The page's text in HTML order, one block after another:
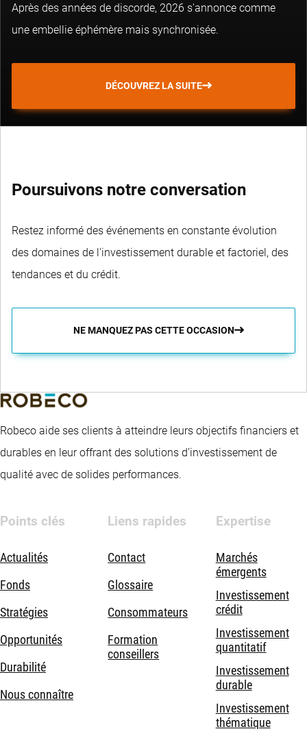
Après des années de discorde, 2026 s'annonce comme
une embellie éphémère mais synchronisée.
DÉCOUVREZ LA SUITE
Poursuivons notre conversation
Restez informé des événements en constante évolution
des domaines de l'investissement durable et factoriel, des
tendances et du crédit.
NE MANQUEZ PAS CETTE OCCASION
Robeco aide ses clients à atteindre leurs objectifs financiers et
durables en leur offrant des solutions d’investissement de
qualité avec de solides performances.
Points clés
Actualités
Fonds
Stratégies
Opportunités
Durabilité
Nous connaître
Liens rapides
Contact
Glossaire
Consommateurs
Formation
conseillers
Expertise
Marchés
émergents
Investissement
crédit
Investissement
quantitatif
Investissement
durable
Investissement
thématique